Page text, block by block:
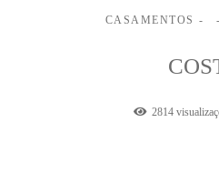
CASAMENTOS
2814